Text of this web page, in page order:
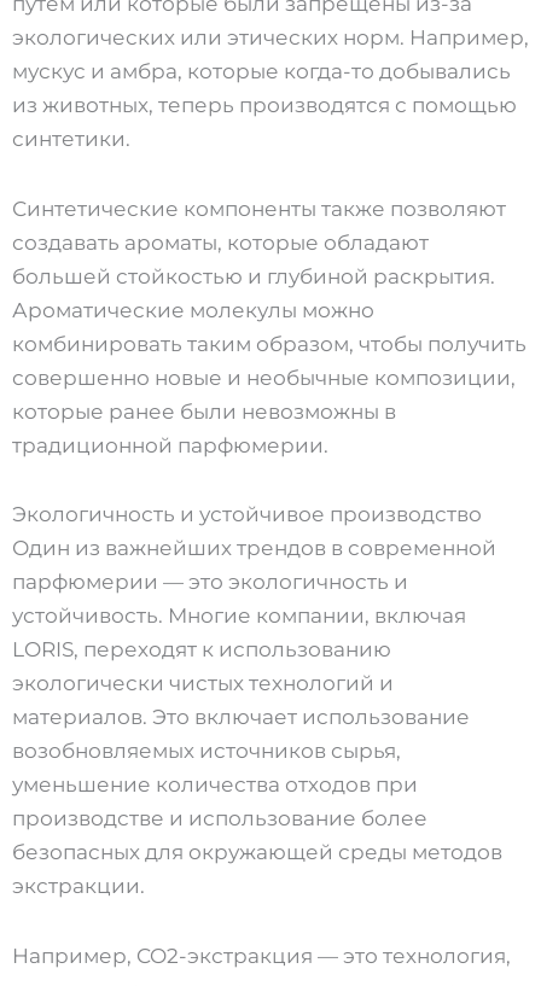
экологических или этических норм. Например,
мускус и амбра, которые когда-то добывались
из животных, теперь производятся с помощью
синтетики.
Синтетические компоненты также позволяют
создавать ароматы, которые обладают
большей стойкостью и глубиной раскрытия.
Ароматические молекулы можно
комбинировать таким образом, чтобы получить
совершенно новые и необычные композиции,
которые ранее были невозможны в
традиционной парфюмерии.
Экологичность и устойчивое производство
Один из важнейших трендов в современной
парфюмерии — это экологичность и
устойчивость. Многие компании, включая
LORIS, переходят к использованию
экологически чистых технологий и
материалов. Это включает использование
возобновляемых источников сырья,
уменьшение количества отходов при
производстве и использование более
безопасных для окружающей среды методов
экстракции.
Например, CO2-экстракция — это технология,